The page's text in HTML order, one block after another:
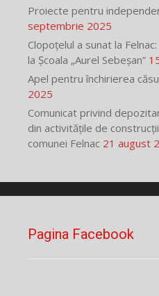
Proiecte pentru
septembrie 2025
Clopoțelul a sunat la
la Școala „Aurel Sebeșan”
Apel pentru închirierea
2025
Comunicat privind
din activitățile de
comunei Felnac 21 august
Pagina Facebook